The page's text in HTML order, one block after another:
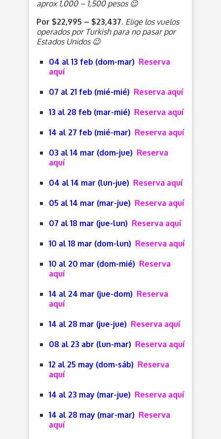
aprox 1,000 – 1,500 pesos 😉
Por $22,995 – $23,437. Elige los vuelos
operados por Turkish para no pasar por
Estados Unidos 😉
04 al 13 feb (dom-mar) Reserva
aquí
07 al 21 feb (mié-mié) Reserva aquí
13 al 28 feb (mar-mié) Reserva aquí
14 al 27 feb (mié-mar) Reserva aquí
03 al 14 mar (dom-jue) Reserva
aquí
04 al 14 mar (lun-jue) Reserva aquí
05 al 14 mar (mar-jue) Reserva aquí
07 al 18 mar (jue-lun) Reserva aquí
10 al 18 mar (dom-lun) Reserva aquí
10 al 20 mar (dom-mié) Reserva
aquí
14 al 24 mar (jue-dom) Reserva
aquí
14 al 28 mar (jue-jue) Reserva aquí
08 al 23 abr (lun-mar) Reserva aquí
12 al 25 may (dom-sáb) Reserva
aquí
14 al 23 may (mar-jue) Reserva aquí
14 al 28 may (mar-mar) Reserva
aquí